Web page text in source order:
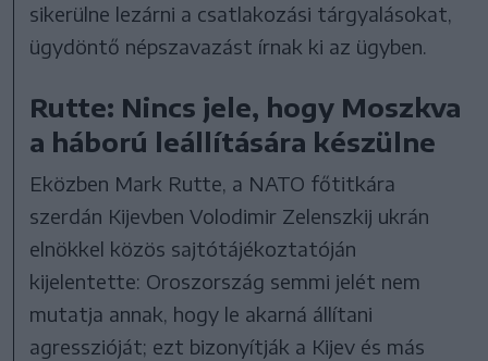
sikerülne lezárni a csatlakozási tárgyalásokat,
ügydöntő népszavazást írnak ki az ügyben.
Rutte: Nincs jele, hogy Moszkva
a háború leállítására készülne
Eközben Mark Rutte, a NATO főtitkára
szerdán Kijevben Volodimir Zelenszkij ukrán
elnökkel közös sajtótájékoztatóján
kijelentette: Oroszország semmi jelét nem
mutatja annak, hogy le akarná állítani
agresszióját; ezt bizonyítják a Kijev és más